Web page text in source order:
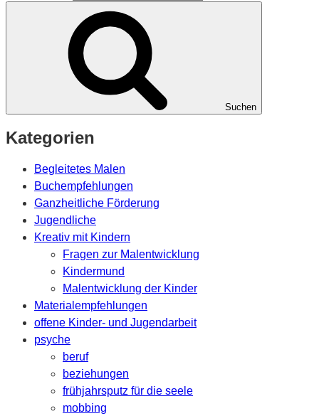
Suchen
Kategorien
Begleitetes Malen
Buchempfehlungen
Ganzheitliche Förderung
Jugendliche
Kreativ mit Kindern
Fragen zur Malentwicklung
Kindermund
Malentwicklung der Kinder
Materialempfehlungen
offene Kinder- und Jugendarbeit
psyche
beruf
beziehungen
frühjahrsputz für die seele
mobbing